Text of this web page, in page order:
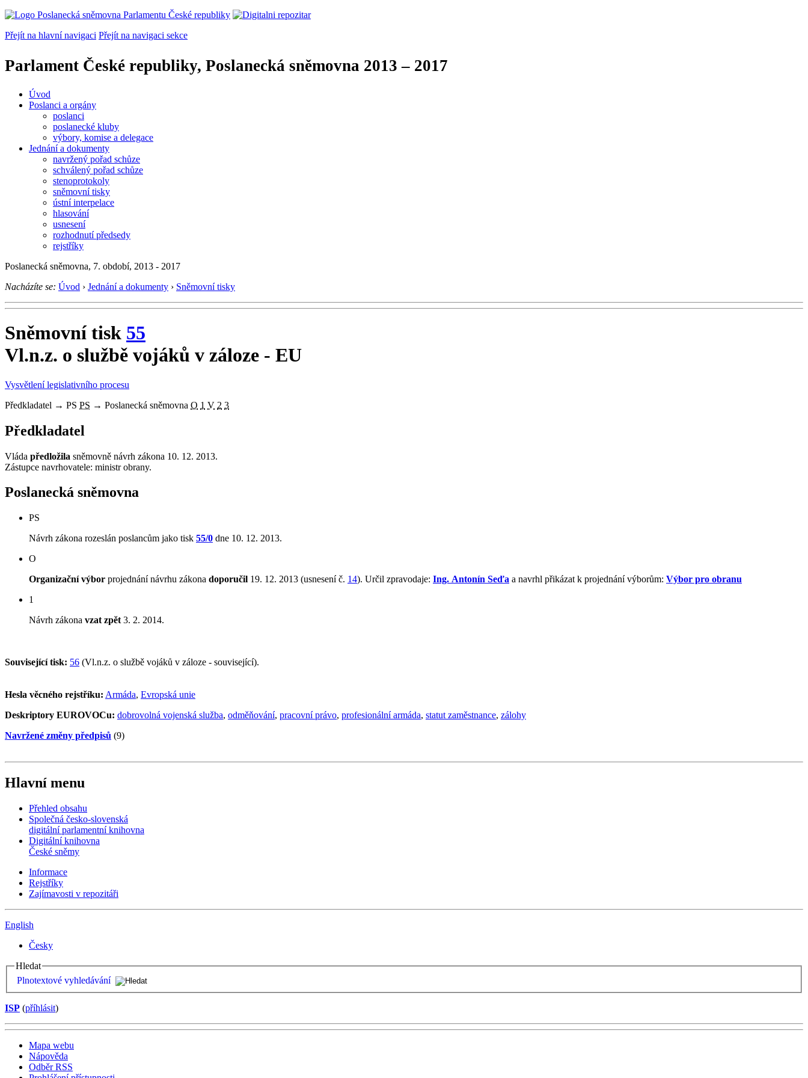
Přejít na hlavní navigaci Přejít na navigaci sekce
Parlament České republiky, Poslanecká sněmovna 2013 – 2017
Úvod
Poslanci a orgány
poslanci
poslanecké kluby
výbory, komise a delegace
Jednání a dokumenty
navržený pořad schůze
schválený pořad schůze
stenoprotokoly
sněmovní tisky
ústní interpelace
hlasování
usnesení
rozhodnutí předsedy
rejstříky
Poslanecká sněmovna, 7. období, 2013 - 2017
Nacházíte se: Úvod › Jednání a dokumenty › Sněmovní tisky
Sněmovní tisk 55
Vl.n.z. o službě vojáků v záloze - EU
Vysvětlení legislativního procesu
Předkladatel → PS PS → Poslanecká sněmovna O 1 V 2 3
Předkladatel
Vláda předložila sněmovně návrh zákona 10. 12. 2013.
Zástupce navrhovatele: ministr obrany.
Poslanecká sněmovna
PS
Návrh zákona rozeslán poslancům jako tisk 55/0 dne 10. 12. 2013.
O
Organizační výbor projednání návrhu zákona doporučil 19. 12. 2013 (usnesení č. 14). Určil zpravodaje: Ing. Antonín Seďa a navrhl přikázat k projednání výborům: Výbor pro obranu
1
Návrh zákona vzat zpět 3. 2. 2014.
Související tisk: 56 (Vl.n.z. o službě vojáků v záloze - související).
Hesla věcného rejstříku: Armáda, Evropská unie
Deskriptory EUROVOCu: dobrovolná vojenská služba, odměňování, pracovní právo, profesionální armáda, statut zaměstnance, zálohy
Navržené změny předpisů (9)
Hlavní menu
Přehled obsahu
Společná česko-slovenská
digitální parlamentní knihovna
Digitální knihovna
České sněmy
Informace
Rejstříky
Zajímavosti v repozitáři
English
Česky
Hledat
Plnotextové vyhledávání
ISP (příhlásit)
Mapa webu
Nápověda
Odběr RSS